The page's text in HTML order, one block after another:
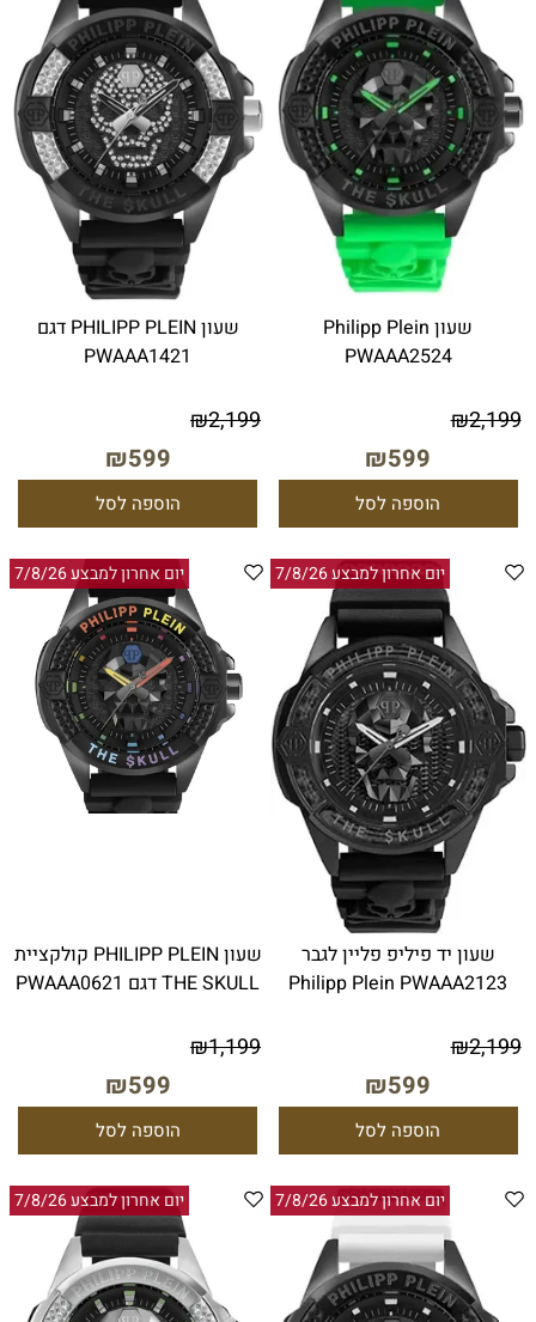
שעון Philipp Plein
PWAAA2524
₪2,199
₪599
הוספה לסל
שעון PHILIPP PLEIN דגם
PWAAA1421
₪2,199
₪599
הוספה לסל
יום אחרון למבצע 7/8/26
שעון יד פיליפ פליין לגבר
Philipp Plein PWAAA2123
₪2,199
₪599
הוספה לסל
יום אחרון למבצע 7/8/26
שעון PHILIPP PLEIN קולקציית
THE SKULL דגם PWAAA0621
₪1,199
₪599
הוספה לסל
יום אחרון למבצע 7/8/26 יום אחרון למבצע 7/8/26